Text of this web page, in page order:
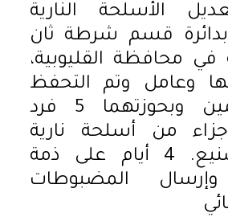
الأسلحة النارية
بدائرة قسم شرطة ثان
في محافظة القليوبية،
وعامل وتم التحفظ
على المتهمين وبحوزتهما 5 فرد
من أسلحة نارية
وأدوات التصنيع. 4 أيام على ذمة
وإرسال المضبوطات